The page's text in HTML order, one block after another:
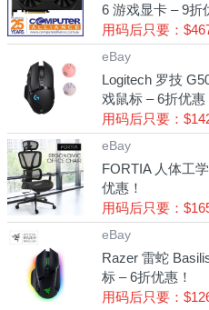
6 游戏显卡 – 9折
用码后只要：
eBay
Logitech 罗技
戏鼠标 – 6折优惠
用码后只要：
eBay
FORTIA 人体工
优惠！
用码后只要：
eBay
Razer 雷蛇
标 – 6折优惠！
用码后只要：